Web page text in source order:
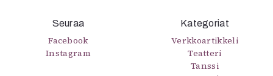
Seuraa
Facebook
Instagram
Kategoriat
Verkkoartikkeli
Teatteri
Tanssi